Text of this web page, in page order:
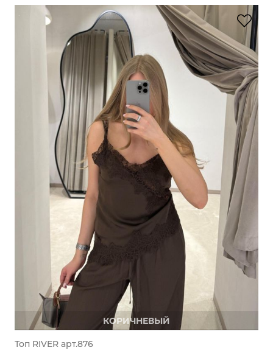
КОРИЧНЕВЫЙ
Топ RIVER арт.876